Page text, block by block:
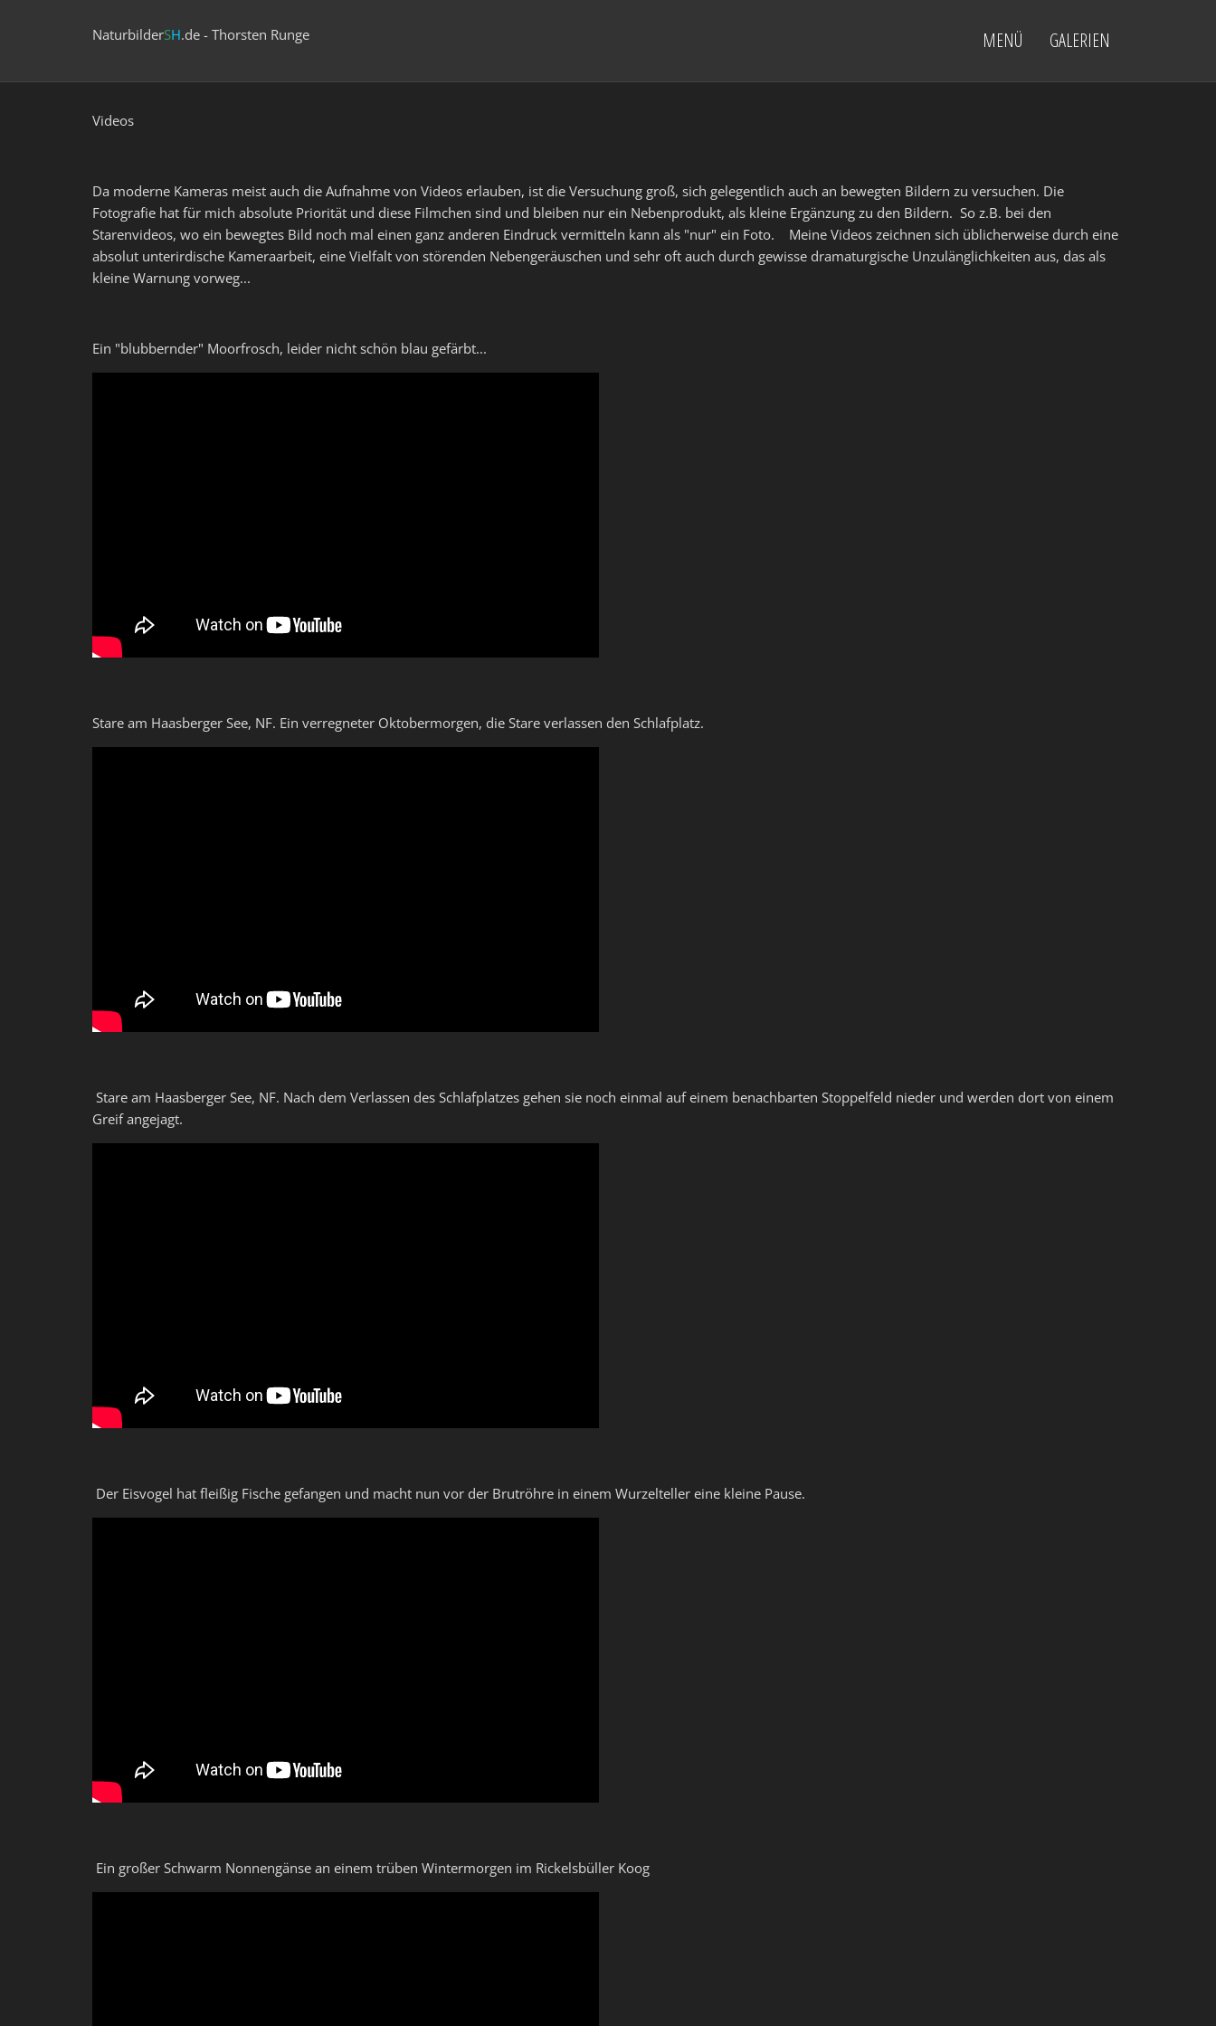
NaturbilderSH.de - Thorsten Runge MENÜ GALERIEN
Videos
Da moderne Kameras meist auch die Aufnahme von Videos erlauben, ist die Versuchung groß, sich gelegentlich auch an bewegten Bildern zu versuchen. Die
Fotografie hat für mich absolute Priorität und diese Filmchen sind und bleiben nur ein Nebenprodukt, als kleine Ergänzung zu den Bildern. So z.B. bei den
Starenvideos, wo ein bewegtes Bild noch mal einen ganz anderen Eindruck vermitteln kann als "nur" ein Foto. Meine Videos zeichnen sich üblicherweise durch eine
absolut unterirdische Kameraarbeit, eine Vielfalt von störenden Nebengeräuschen und sehr oft auch durch gewisse dramaturgische Unzulänglichkeiten aus, das als
kleine Warnung vorweg...
Ein "blubbernder" Moorfrosch, leider nicht schön blau gefärbt...
Stare am Haasberger See, NF. Ein verregneter Oktobermorgen, die Stare verlassen den Schlafplatz.
Stare am Haasberger See, NF. Nach dem Verlassen des Schlafplatzes gehen sie noch einmal auf einem benachbarten Stoppelfeld nieder und werden dort von einem
Greif angejagt.
Der Eisvogel hat fleißig Fische gefangen und macht nun vor der Brutröhre in einem Wurzelteller eine kleine Pause.
Ein großer Schwarm Nonnengänse an einem trüben Wintermorgen im Rickelsbüller Koog